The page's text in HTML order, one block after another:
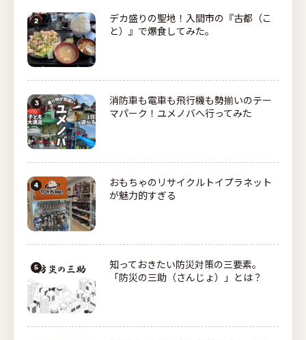
デカ盛りの聖地！入間市の『古都（こ
と）』で爆食してみた。
消防車も電車も飛行機も勢揃いのテー
マパーク！ユメノバへ行ってみた
おもちゃのリサイクルトイプラネット
が魅力的すぎる
知っておきたい防災対策の三要素。
「防災の三助（さんじょ）」とは？